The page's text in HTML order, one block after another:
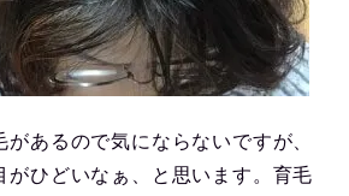
あるので気にならないですが、
がひどいなぁ、と思います。育毛